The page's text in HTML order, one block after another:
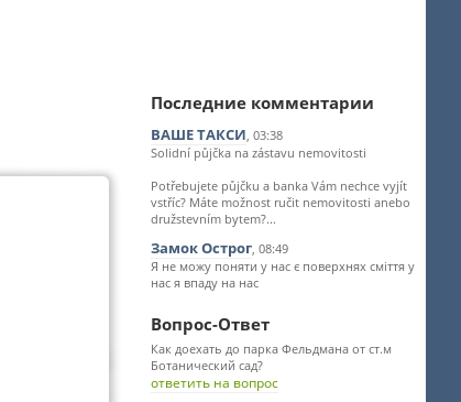
Последние комментарии
ВАШЕ ТАКСИ, 03:38
Solidní půjčka na zástavu nemovitosti
Potřebujete půjčku a banka Vám nechce vyjít
vstříc? Máte možnost ručit nemovitosti anebo
družstevním bytem?...
Замок Острог, 08:49
Я не можу поняти у нас є поверхнях сміття у
нас я впаду на нас
Вопрос-Ответ
Как доехать до парка Фельдмана от ст.м
Ботанический сад?
ответить на вопрос